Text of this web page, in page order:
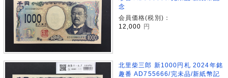
念
会員価格(税別)：
12,000
円
北里柴三郎 新1000円札 2024年銘
趣番 AD755666/完未品/新紙幣記